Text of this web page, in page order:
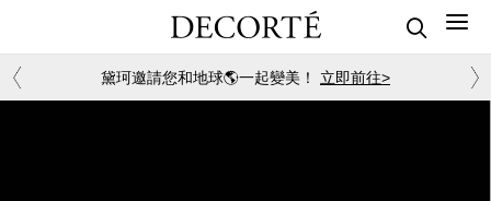
黛珂邀請您和地球🌎一起變美！ 立即前往>